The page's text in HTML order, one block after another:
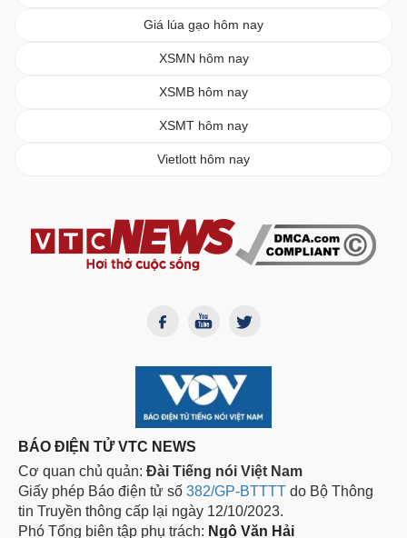
Giá lúa gạo hôm nay
XSMN hôm nay
XSMB hôm nay
XSMT hôm nay
Vietlott hôm nay
BÁO ĐIỆN TỬ VTC NEWS
Cơ quan chủ quản: Đài Tiếng nói Việt Nam
Giấy phép Báo điện tử số 382/GP-BTTTT do Bộ Thông
tin Truyền thông cấp lại ngày 12/10/2023.
Phó Tổng biên tập phụ trách: Ngô Văn Hải